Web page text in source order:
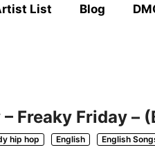
List Blog
Freaky Friday –
hip hop English English